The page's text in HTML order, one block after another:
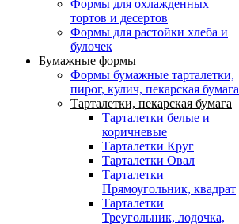
Формы для oхлажденных
тортов и десертов
Формы для растойки хлеба и
булочек
Бумажные формы
Формы бумажные тарталетки,
пирог, кулич, пекарская бумага
Тарталетки, пекарская бумага
Тарталетки белые и
коричневые
Тарталетки Круг
Тарталетки Овал
Тарталетки
Прямоугольник, квадрат
Тарталетки
Треугольник, лодочка,